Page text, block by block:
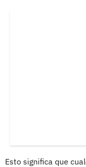
Esto significa que